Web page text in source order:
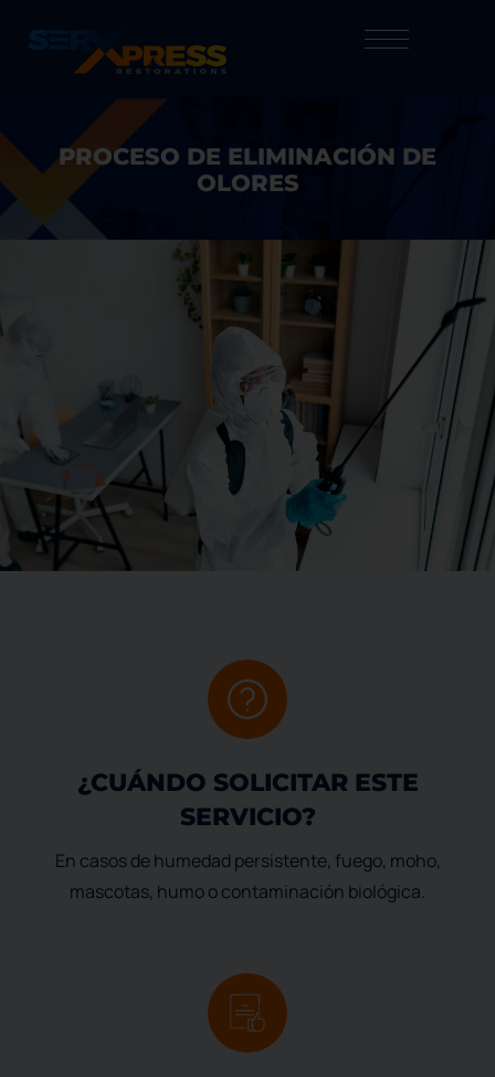
PROCESO DE ELIMINACIÓN DE
OLORES
¿CUÁNDO SOLICITAR ESTE
SERVICIO?
En casos de humedad persistente, fuego, moho,
mascotas, humo o contaminación biológica.